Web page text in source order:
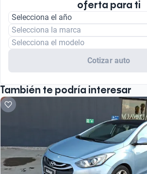
oferta para ti
Selecciona el año
Selecciona la marca
Selecciona el modelo
Cotizar auto
También te podría interesar